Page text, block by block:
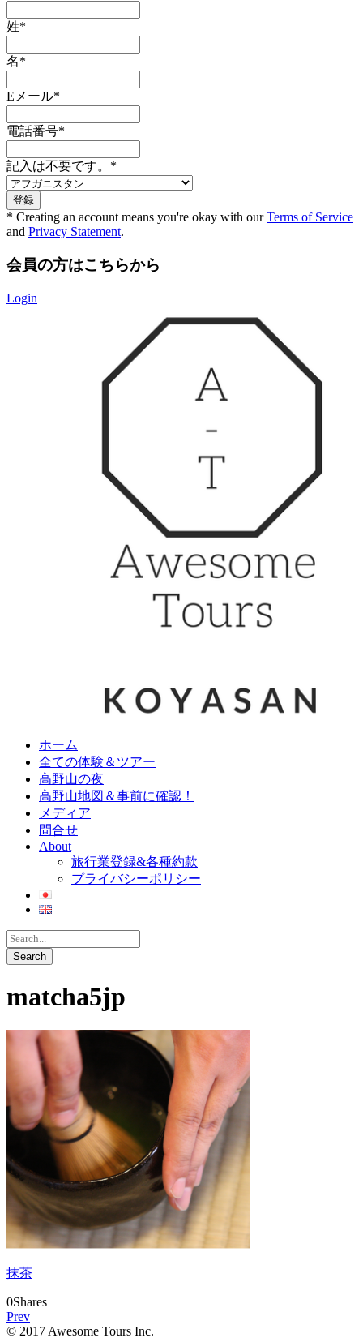
姓*
名*
Eメール*
電話番号*
記入は不要です。 *
* Creating an account means you're okay with ourTerms of Service
and Privacy Statement.
会員の方はこちらから
Login
ホーム
全ての体験＆ツアー
高野山の夜
高野山地図＆事前に確認！
メディア
問合せ
About
旅行業登録&各種約款
プライバシーポリシー
matcha5jp
抹茶
0Shares
Prev
© 2017 Awesome Tours Inc.